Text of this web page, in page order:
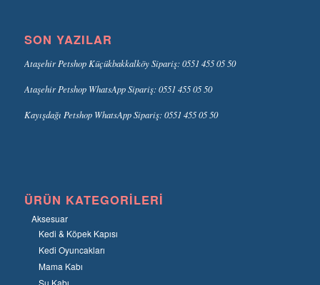
SON YAZILAR
Ataşehir Petshop Küçükbakkalköy Sipariş: 0551 455 05 50
Ataşehir Petshop WhatsApp Sipariş: 0551 455 05 50
Kayışdağı Petshop WhatsApp Sipariş: 0551 455 05 50
ÜRÜN KATEGORILERI
Aksesuar
Kedi & Köpek Kapısı
Kedi Oyuncakları
Mama Kabı
Su Kabı